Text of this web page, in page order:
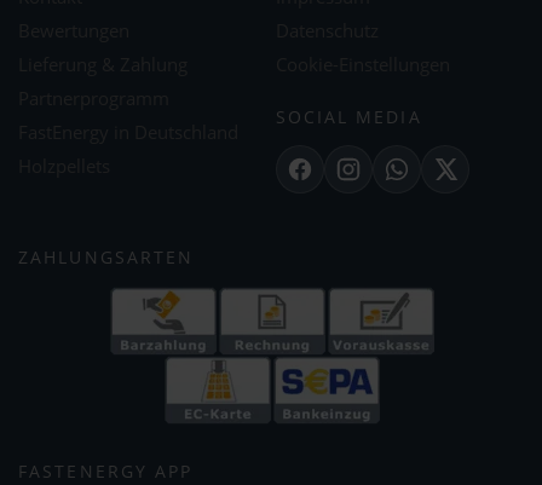
SOCIAL MEDIA
FacebookInstagramWhatsApp
X
ZAHLUNGSARTEN
FASTENERGY APP